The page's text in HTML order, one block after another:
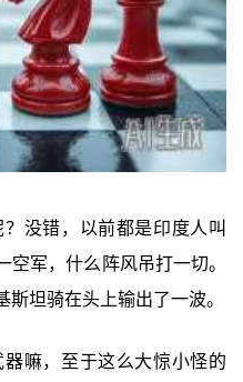
没错，以前都是印度人叫
军，什么阵风吊打一切。
坦骑在头上输出了一波。
嘛，至于这么大惊小怪的